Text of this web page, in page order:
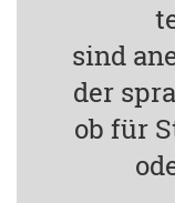
sind
der
ob für